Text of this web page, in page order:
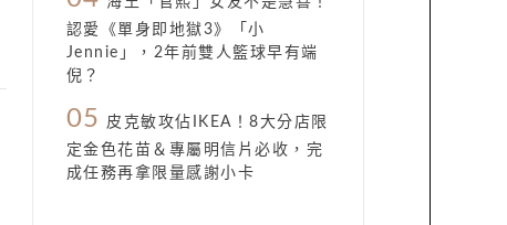
認愛《單身即地獄3》「小
Jennie」，2年前雙人籃球早有端
倪？
05
皮克敏攻佔IKEA！8大分店限
定金色花苗＆專屬明信片必收，完
成任務再拿限量感謝小卡